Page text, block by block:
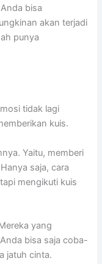
bisa
akan terjadi
punya
tidak lagi
kuis.
Yaitu, memberi
saja, cara
mengikuti kuis
yang
bisa saja coba-
jatuh cinta.